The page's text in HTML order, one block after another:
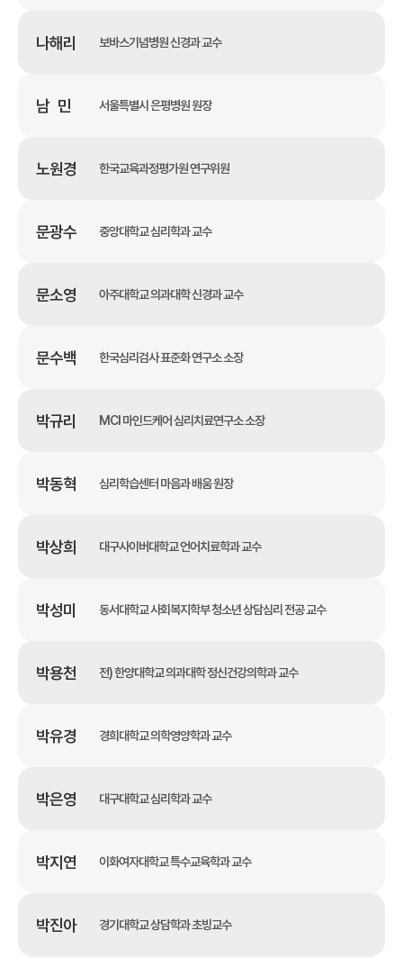
나해리 보바스기념병원 신경과 교수
남 민 서울특별시 은평병원 원장
노원경 한국교육과정평가원 연구위원
문광수 중앙대학교 심리학과 교수
문소영 아주대학교 의과대학 신경과 교수
문수백 한국심리검사 표준화 연구소 소장
박규리 MCI 마인드케어 심리치료연구소 소장
박동혁 심리학습센터 마음과 배움 원장
박상희 대구사이버대학교 언어치료학과 교수
박성미 동서대학교 사회복지학부 청소년 상담심리 전공 교수
박용천 전) 한양대학교 의과대학 정신건강의학과 교수
박유경 경희대학교 의학영양학과 교수
박은영 대구대학교 심리학과 교수
박지연 이화여자대학교 특수교육학과 교수
박진아 경기대학교 상담학과 초빙교수